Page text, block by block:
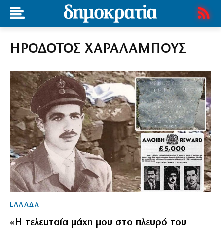
ΗΡΟΔΟΤΟΣ ΧΑΡΑΛΑΜΠΟΥΣ
ΕΛΛΑΔΑ
«Η τελευταία μάχη μου στο πλευρό του